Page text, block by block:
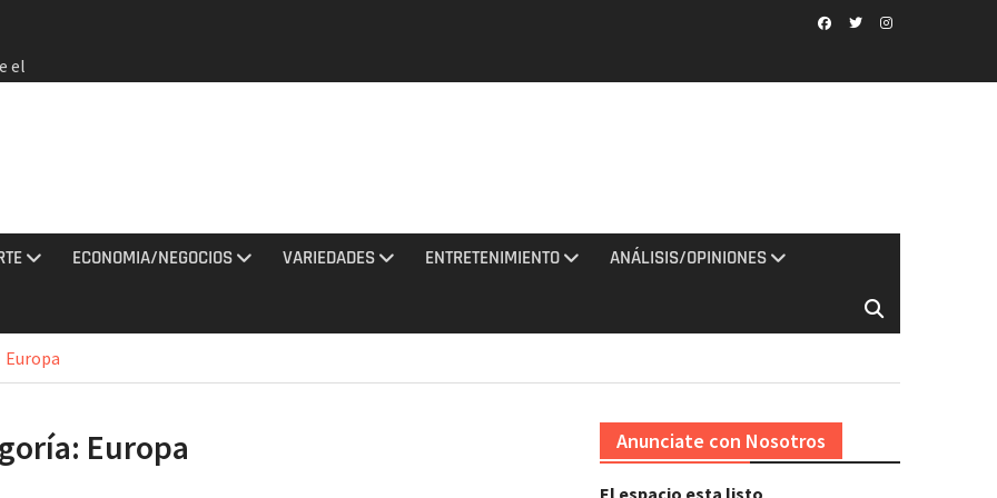
el
e
ECONOMIA/NEGOCIOS VARIEDADES ENTRETENIMIENTO ANÁLISIS/OPINIONES
Europa
Europa Anunciate con Nosotros
El espacio esta listo